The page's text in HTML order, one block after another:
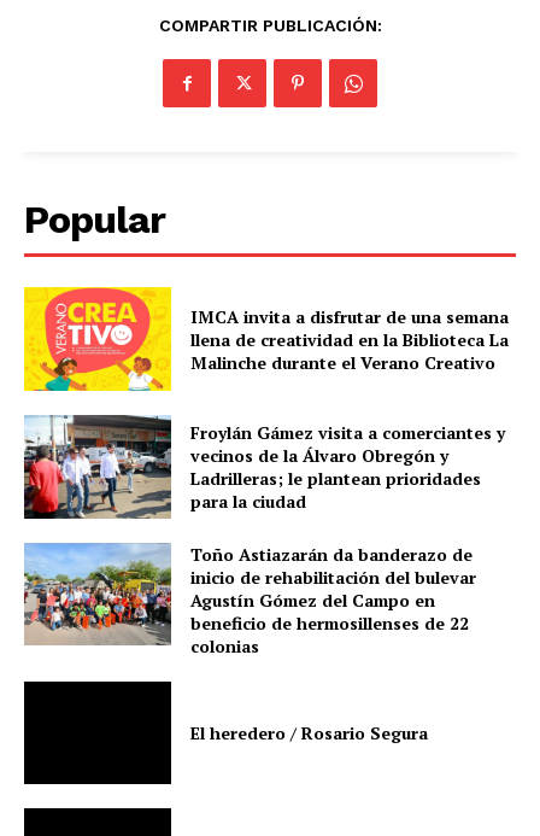
COMPARTIR PUBLICACIÓN:
Popular
IMCA invita a disfrutar de una semana
llena de creatividad en la Biblioteca La
Malinche durante el Verano Creativo
Froylán Gámez visita a comerciantes y
vecinos de la Álvaro Obregón y
Ladrilleras; le plantean prioridades
para la ciudad
Toño Astiazarán da banderazo de
inicio de rehabilitación del bulevar
Agustín Gómez del Campo en
beneficio de hermosillenses de 22
colonias
El heredero / Rosario Segura